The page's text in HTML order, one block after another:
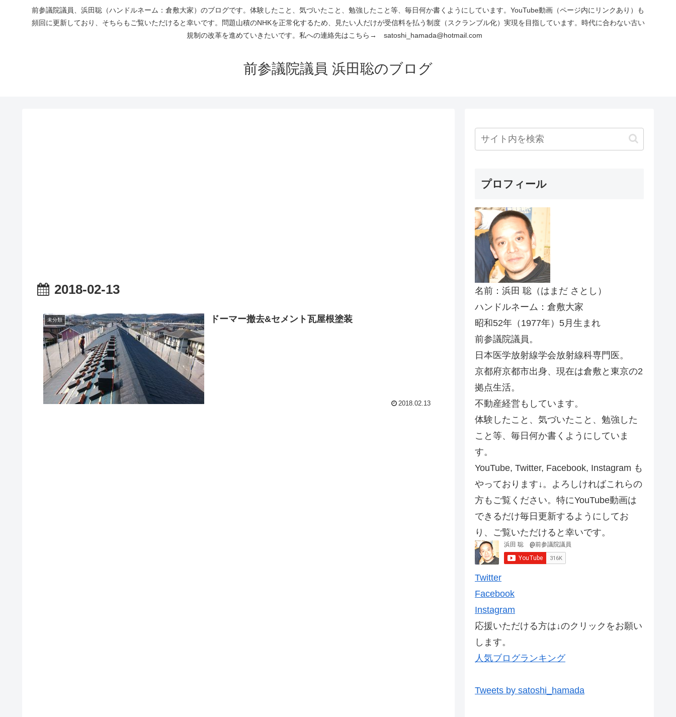
前参議院議員、浜田聡（ハンドルネーム：倉敷大家）のブログです。体験したこと、気づいたこと、勉強したこと等、毎日何か書くようにしています。YouTube動画（ページ内にリンクあり）も
頻回に更新しており、そちらもご覧いただけると幸いです。問題山積のNHKを正常化するため、見たい人だけが受信料を払う制度（スクランブル化）実現を目指しています。時代に合わない古い
規制の改革を進めていきたいです。私への連絡先はこちら→ satoshi_hamada@hotmail.com
前参議院議員 浜田聡のブログ
2018-02-13
未分類 ドーマー撤去&セメント瓦屋根塗装
2018.02.13
プロフィール
名前：浜田 聡（はまだ さとし）
ハンドルネーム：倉敷大家
昭和52年（1977年）5月生まれ
前参議院議員。
日本医学放射線学会放射線科専門医。
京都府京都市出身、現在は倉敷と東京の2
拠点生活。
不動産経営もしています。
体験したこと、気づいたこと、勉強した
こと等、毎日何か書くようにしていま
す。
YouTube, Twitter, Facebook, Instagram も
やっております↓。よろしければこれらの
方もご覧ください。特にYouTube動画は
できるだけ毎日更新するようにしてお
り、ご覧いただけると幸いです。
Twitter
Facebook
Instagram
応援いただける方は↓のクリックをお願い
します。
人気ブログランキング
Tweets by satoshi_hamada